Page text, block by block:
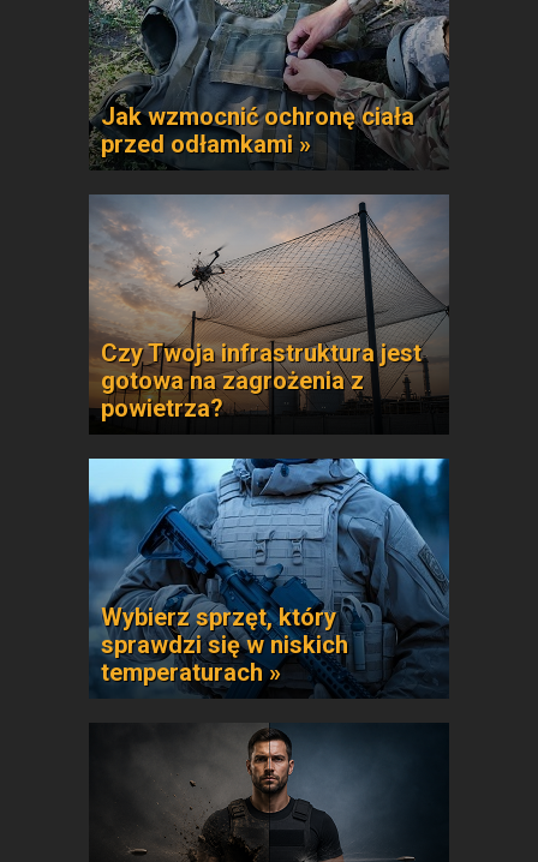
Jak wzmocnić ochronę ciała
przed odłamkami »
Czy Twoja infrastruktura jest
gotowa na zagrożenia z
powietrza?
Wybierz sprzęt, który
sprawdzi się w niskich
temperaturach »